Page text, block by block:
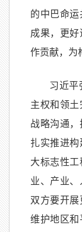
的中巴命
成果，更
作贡献，为
习近平
主权和领
战略沟通
扎实推进
大标志性工
业、产业、
双方要开展
维护地区和